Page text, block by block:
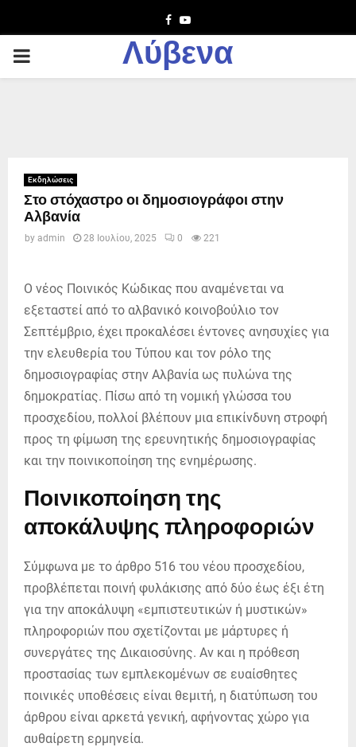
Facebook
Youtube
PRIMARY
Λύβενα
Εκδηλώσεις
Στο στόχαστρο οι δημοσιογράφοι στην
Αλβανία
by admin 28 Ιουλίου, 2025 0 221
Ο νέος Ποινικός Κώδικας που αναμένεται να
εξεταστεί από το αλβανικό κοινοβούλιο τον
Σεπτέμβριο, έχει προκαλέσει έντονες ανησυχίες για
την ελευθερία του Τύπου και τον ρόλο της
δημοσιογραφίας στην Αλβανία ως πυλώνα της
δημοκρατίας. Πίσω από τη νομική γλώσσα του
προσχεδίου, πολλοί βλέπουν μια επικίνδυνη στροφή
προς τη φίμωση της ερευνητικής δημοσιογραφίας
και την ποινικοποίηση της ενημέρωσης.
Ποινικοποίηση της
αποκάλυψης πληροφοριών
Σύμφωνα με το άρθρο 516 του νέου προσχεδίου,
προβλέπεται ποινή φυλάκισης από δύο έως έξι έτη
για την αποκάλυψη «εμπιστευτικών ή μυστικών»
πληροφοριών που σχετίζονται με μάρτυρες ή
συνεργάτες της Δικαιοσύνης. Αν και η πρόθεση
προστασίας των εμπλεκομένων σε ευαίσθητες
ποινικές υποθέσεις είναι θεμιτή, η διατύπωση του
άρθρου είναι αρκετά γενική, αφήνοντας χώρο για
αυθαίρετη ερμηνεία.